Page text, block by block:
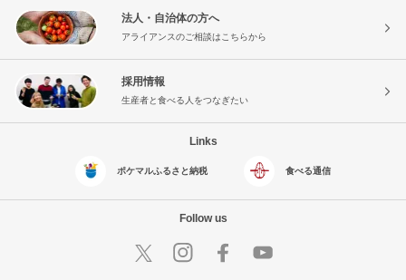
法人・自治体の方へ
アライアンスのご相談はこちらから
採用情報
生産者と食べる人をつなぎたい
Links
ポケマルふるさと納税 食べる通信
Follow us